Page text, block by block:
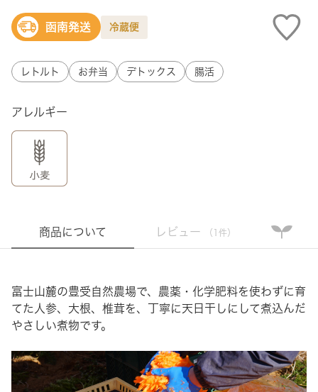
函南発送 冷蔵便
レトルト お弁当 デトックス 腸活
アレルギー
商品について レビュー （1件）
富士山麓の豊受自然農場で、農薬・化学肥料を使わずに育
てた人参、大根、椎茸を、丁寧に天日干しにして煮込んだ
やさしい煮物です。